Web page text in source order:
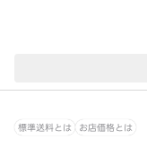
標準送料とは お店価格とは